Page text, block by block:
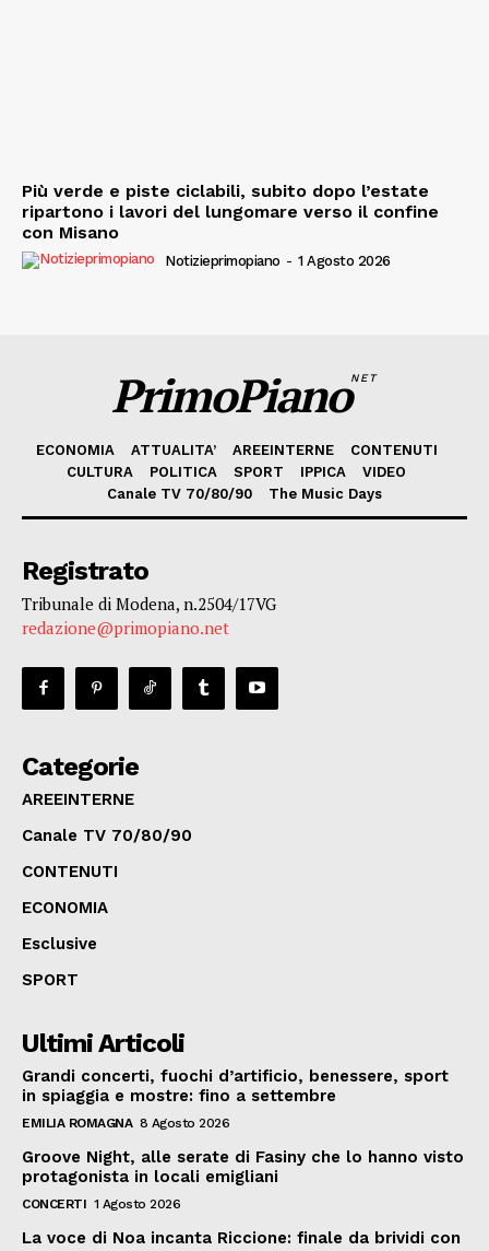
Più verde e piste ciclabili, subito dopo l’estate
ripartono i lavori del lungomare verso il confine
con Misano
Notizieprimopiano - 1 Agosto 2026
PrimoPianoNET
ECONOMIA ATTUALITA’ AREEINTERNE
CONTENUTI
CULTURA
POLITICA SPORT IPPICA
VIDEO
Canale TV 70/80/90
The Music Days
Registrato
Tribunale di Modena, n.2504/17VG
redazione@primopiano.net
Categorie
AREEINTERNE
Canale TV 70/80/90
CONTENUTI
ECONOMIA
Esclusive
SPORT
Ultimi Articoli
Grandi concerti, fuochi d’artificio, benessere, sport
in spiaggia e mostre: fino a settembre
EMILIA ROMAGNA 8 Agosto 2026
Groove Night, alle serate di Fasiny che lo hanno visto
protagonista in locali emigliani
CONCERTI 1 Agosto 2026
La voce di Noa incanta Riccione: finale da brividi con